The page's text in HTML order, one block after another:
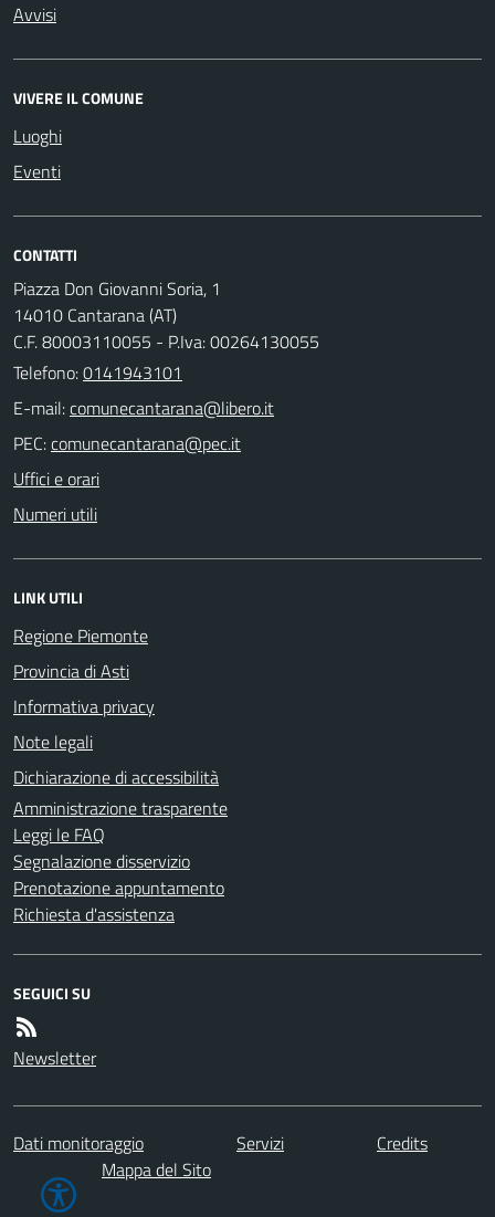
Avvisi
VIVERE IL COMUNE
Luoghi
Eventi
CONTATTI
Piazza Don Giovanni Soria, 1
14010 Cantarana (AT)
C.F. 80003110055 - P.Iva: 00264130055
Telefono:0141943101
E-mail:
PEC:
Uffici e orari
Numeri utili
LINK UTILI
Regione Piemonte
Provincia di Asti
Informativa privacy
Note legali
Dichiarazione di accessibilità
Amministrazione trasparente
Leggi le FAQ
Segnalazione disservizio
Prenotazione appuntamento
Richiesta d'assistenza
SEGUICI SU
Newsletter
Dati monitoraggio Servizi
Credits
Mappa del Sito